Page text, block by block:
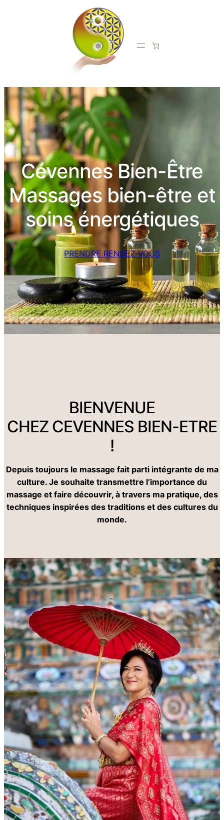
Cévennes Bien-Être
Massages bien-être et
soins énergétiques
PRENDRE RENDEZ-VOUS
BIENVENUE
CHEZ CEVENNES BIEN-ETRE
!
Depuis toujours le massage fait parti intégrante de ma
culture. Je souhaite transmettre l’importance du
massage et faire découvrir, à travers ma pratique, des
techniques inspirées des traditions et des cultures du
monde.